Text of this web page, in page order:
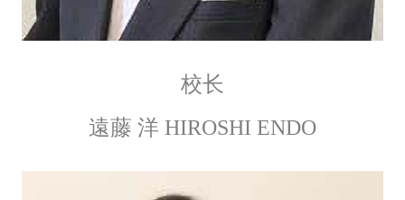
校长
遠藤 洋 HIROSHI ENDO